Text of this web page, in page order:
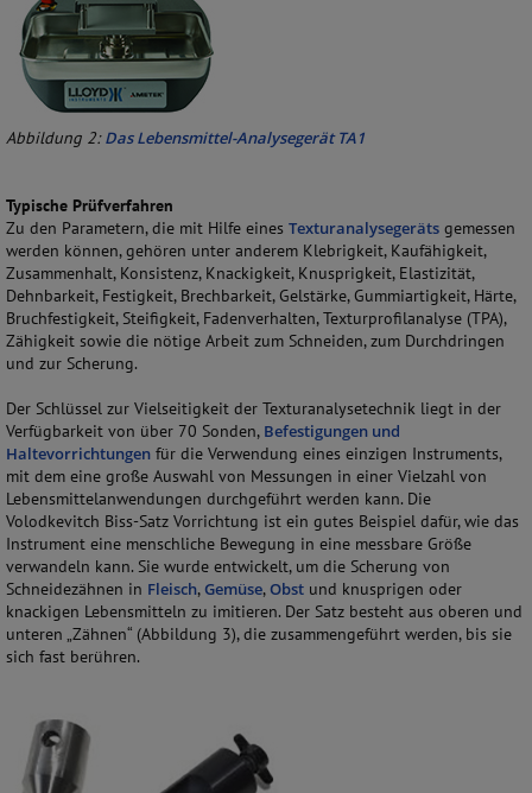
Abbildung 2:Das Lebensmittel-Analysegerät TA1
Typische Prüfverfahren
Zu den Parametern, die mit Hilfe eines Texturanalysegeräts gemessen
werden können, gehören unter anderem Klebrigkeit, Kaufähigkeit,
Zusammenhalt, Konsistenz, Knackigkeit, Knusprigkeit, Elastizität,
Dehnbarkeit, Festigkeit, Brechbarkeit, Gelstärke, Gummiartigkeit, Härte,
Bruchfestigkeit, Steifigkeit, Fadenverhalten, Texturprofilanalyse (TPA),
Zähigkeit sowie die nötige Arbeit zum Schneiden, zum Durchdringen
und zur Scherung.
Der Schlüssel zur Vielseitigkeit der Texturanalysetechnik liegt in der
Verfügbarkeit von über 70 Sonden, Befestigungen und
Haltevorrichtungen für die Verwendung eines einzigen Instruments,
mit dem eine große Auswahl von Messungen in einer Vielzahl von
Lebensmittelanwendungen durchgeführt werden kann. Die
Volodkevitch Biss-Satz Vorrichtung ist ein gutes Beispiel dafür, wie das
Instrument eine menschliche Bewegung in eine messbare Größe
verwandeln kann. Sie wurde entwickelt, um die Scherung von
Schneidezähnen in Fleisch,Gemüse,Obst und knusprigen oder
knackigen Lebensmitteln zu imitieren. Der Satz besteht aus oberen und
unteren „Zähnen“ (Abbildung 3), die zusammengeführt werden, bis sie
sich fast berühren.